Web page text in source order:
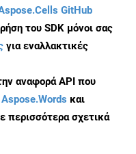
GitHub
του SDK μόνοι σας
για εναλλακτικές
αναφορά API που
Aspose.Words και
περισσότερα σχετικά